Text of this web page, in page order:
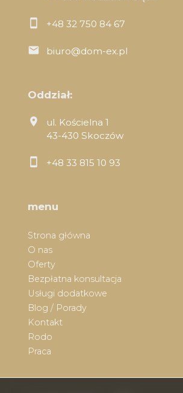
+48 32 750 84 67
biuro@dom-ex.pl
Oddział:
ul. Kościelna 1
43-430 Skoczów
+48 33 815 10 93
menu
Strona główna
O nas
Oferty
Bezpłatna konsultacja
Usługi dodatkowe
Blog / Porady
Kontakt
Rodo
Praca